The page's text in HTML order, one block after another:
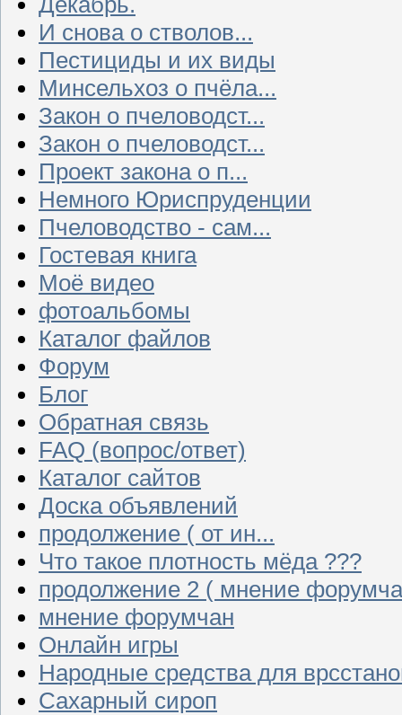
И снова о стволов...
Пестициды и их виды
Минсельхоз о пчёла...
Закон о пчеловодст...
Закон о пчеловодст...
Проект закона о п...
Немного Юриспруденции
Пчеловодство - сам...
Гостевая книга
Моё видео
фотоальбомы
Каталог файлов
Форум
Блог
Обратная связь
FAQ (вопрос/ответ)
Каталог сайтов
Доска объявлений
продолжение ( от ин...
Что такое плотность мёда ???
продолжение 2 ( мнение
мнение форумчан
Онлайн игры
Народные средства для
Сахарный сироп